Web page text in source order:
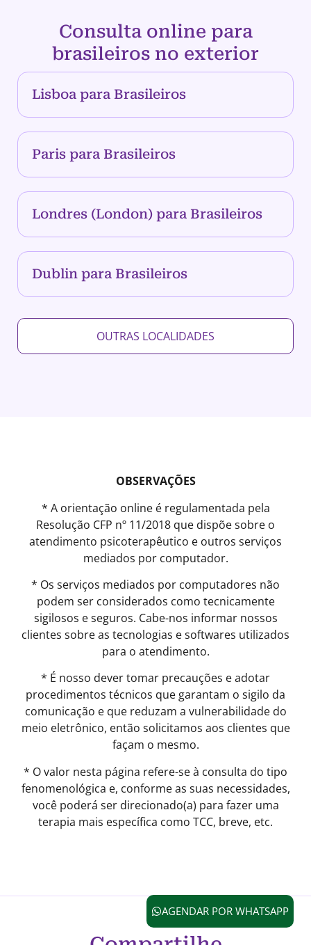
Consulta online para
brasileiros no exterior
Lisboa para Brasileiros
Paris para Brasileiros
Londres (London) para Brasileiros
Dublin para Brasileiros
OUTRAS LOCALIDADES
OBSERVAÇÕES
* A orientação online é regulamentada pela
Resolução CFP nº 11/2018 que dispõe sobre o
atendimento psicoterapêutico e outros serviços
mediados por computador.
* Os serviços mediados por computadores não
podem ser considerados como tecnicamente
sigilosos e seguros. Cabe-nos informar nossos
clientes sobre as tecnologias e softwares utilizados
para o atendimento.
* É nosso dever tomar precauções e adotar
procedimentos técnicos que garantam o sigilo da
comunicação e que reduzam a vulnerabilidade do
meio eletrônico, então solicitamos aos clientes que
façam o mesmo.
* O valor nesta página refere-se à consulta do tipo
fenomenológica e, conforme as suas necessidades,
você poderá ser direcionado(a) para fazer uma
terapia mais específica como TCC, breve, etc.
AGENDAR POR WHATSAPP